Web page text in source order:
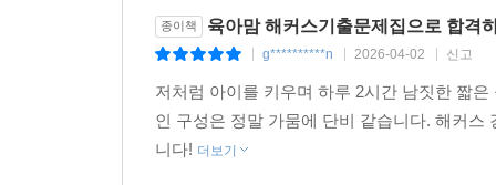
종이책 육아맘 해커스기출문제집으로 합격
g**********n 2026-04-02 신고
저처럼 아이를 키우며 하루 2시간 남짓한 짧
인 구성은 정말 가뭄에 단비 같습니다. 해커
니다! 더보기